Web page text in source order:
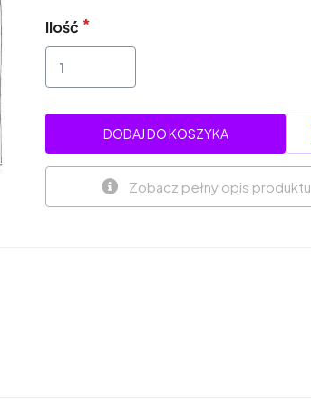
Ilość
DODAJ DO KOSZYKA
Zobacz pełny opis produktu